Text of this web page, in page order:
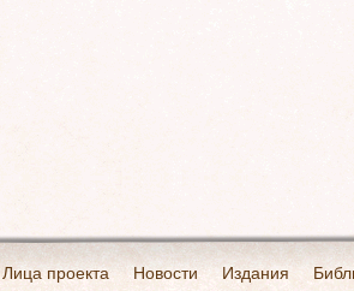
Лица проекта Новости Издания